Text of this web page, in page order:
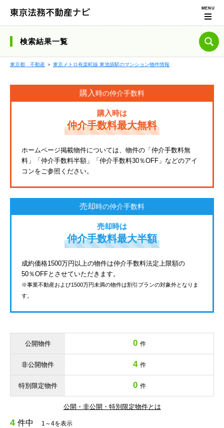
検索結果一覧
東京都 不動産 ＞ 東京メトロ有楽町線 東池袋駅のマンション物件情報
購入時の仲介手数料
購入時は
仲介手数料最大無料
ホームページ掲載物件については、物件の「仲介手数料無
料」「仲介手数料半額」「仲介手数料30％OFF」などのアイ
コンをご参照ください。
売却時の仲介手数料
売却時は
仲介手数料最大半額
成約価格1500万円以上の物件は仲介手数料法定上限額の
50％OFFとさせていただきます。
※事業不動産および1500万円未満の物件は割引プランの対象外となりま
す。
公開物件 0 件
非公開物件 4 件
特別限定物件 0 件
公開・非公開・特別限定物件とは
4 件中 1～4を表示